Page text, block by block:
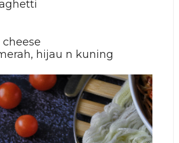
hijau n kuning